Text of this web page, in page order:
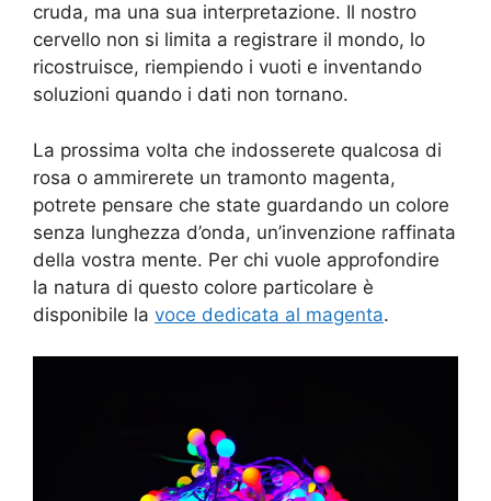
cruda, ma una sua interpretazione. Il nostro
cervello non si limita a registrare il mondo, lo
ricostruisce, riempiendo i vuoti e inventando
soluzioni quando i dati non tornano.
La prossima volta che indosserete qualcosa di
rosa o ammirerete un tramonto magenta,
potrete pensare che state guardando un colore
senza lunghezza d’onda, un’invenzione raffinata
della vostra mente. Per chi vuole approfondire
la natura di questo colore particolare è
disponibile la voce dedicata al magenta.